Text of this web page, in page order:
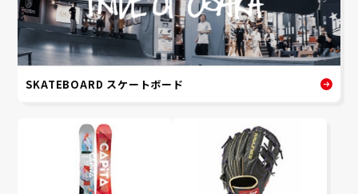
SKATEBOARD スケートボード